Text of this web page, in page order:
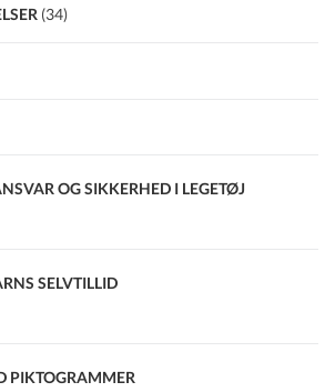
(34)
OG SIKKERHED I LEGETØJ
SELVTILLID?
PIKTOGRAMMER